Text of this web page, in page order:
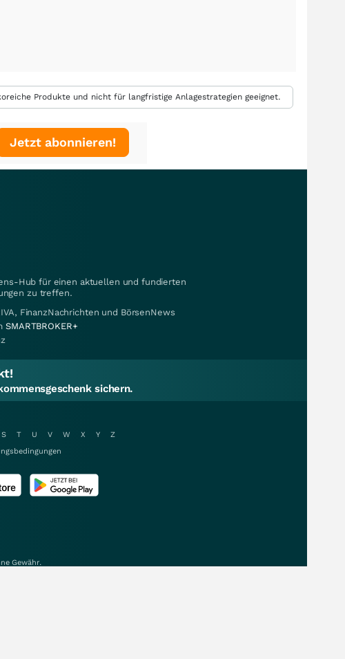
Produkte und nicht für langfristige Anlagestrategien geeignet.
Jetzt abonnieren!
Hub für einen aktuellen und fundierten
zu treffen.
FinanzNachrichten und BörsenNews
SMARTBROKER+
sichern.
S T U V W X Y
Z
Gewähr.